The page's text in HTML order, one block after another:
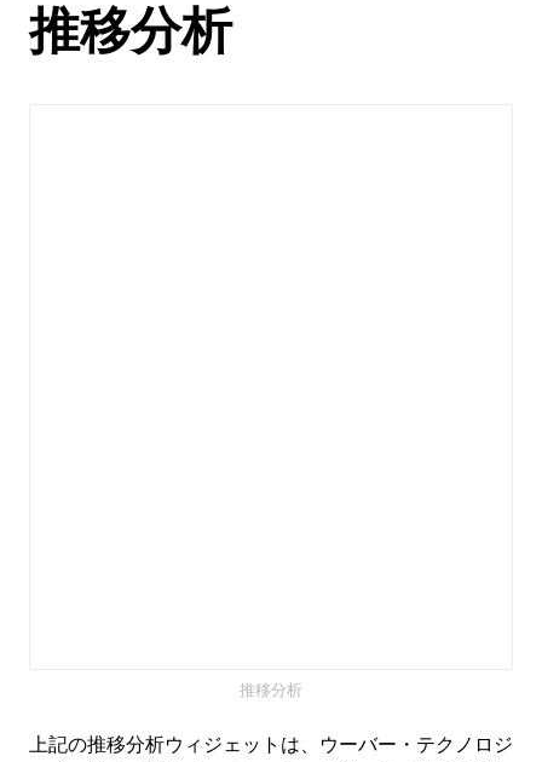
推移分析
推移分析
上記の推移分析ウィジェットは、ウーバー・テクノロジ